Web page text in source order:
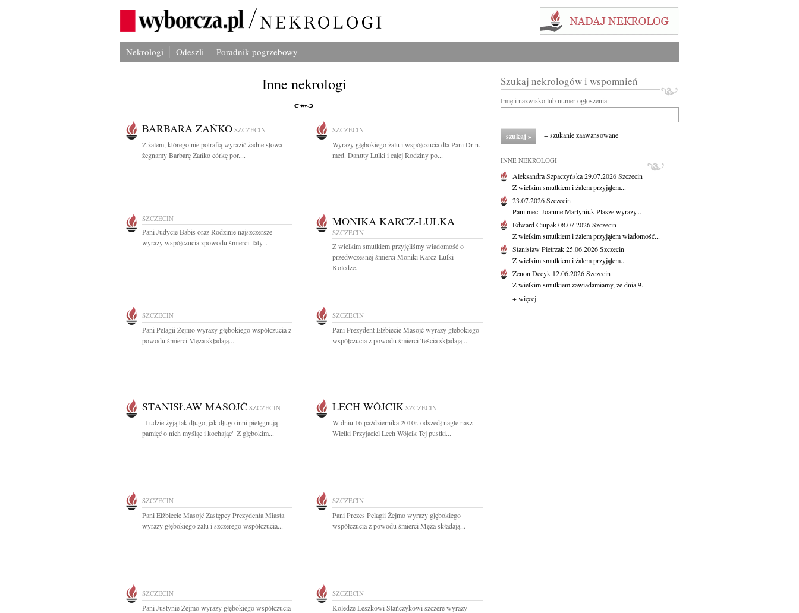
Nekrologi Odeszli Poradnik pogrzebowy
Inne nekrologi
BARBARA ZAŃKO SZCZECIN
Z żalem, którego nie potrafią wyrazić żadne słowa
żegnamy Barbarę Zańko córkę por....
SZCZECIN
Wyrazy głębokiego żalu i współczucia dla Pani Dr n.
med. Danuty Lulki i całej Rodziny po...
SZCZECIN
Pani Judycie Babis oraz Rodzinie najszczersze
wyrazy współczucia zpowodu śmierci Taty...
MONIKA KARCZ-LULKA
SZCZECIN
Z wielkim smutkiem przyjęliśmy wiadomość o
przedwczesnej śmierci Moniki Karcz-Lulki
Koledze...
SZCZECIN
Pani Pelagii Żejmo wyrazy głębokiego współczucia z
powodu śmierci Męża składają...
SZCZECIN
Pani Prezydent Elżbiecie Masojć wyrazy głębokiego
współczucia z powodu śmierci Teścia składają...
STANISŁAW MASOJĆ SZCZECIN
"Ludzie żyją tak długo, jak długo inni pielęgnują
pamięć o nich myśląc i kochając" Z głębokim...
LECH WÓJCIK SZCZECIN
W dniu 16 października 2010r. odszedł nagle nasz
Wielki Przyjaciel Lech Wójcik Tej pustki...
SZCZECIN
Pani Elżbiecie Masojć Zastępcy Prezydenta Miasta
wyrazy głębokiego żalu i szczerego współczucia...
SZCZECIN
Pani Prezes Pelagii Żejmo wyrazy głębokiego
współczucia z powodu śmierci Męża składają...
SZCZECIN
Pani Justynie Żejmo wyrazy głębokiego współczucia
SZCZECIN
Koledze Leszkowi Stańczykowi szczere wyrazy
Szukaj nekrologów i wspomnień
Imię i nazwisko lub numer ogłoszenia:
+ szukanie zaawansowane
INNE NEKROLOGI
Aleksandra Szpaczyńska29.07.2026Szczecin
Z wielkim smutkiem i żalem przyjąłem...
23.07.2026Szczecin
Pani mec. Joannie Martyniuk-Plasze wyrazy...
Edward Ciupak08.07.2026Szczecin
Z wielkim smutkiem i żalem przyjąłem wiadomość...
Stanisław Pietrzak25.06.2026Szczecin
Z wielkim smutkiem i żalem przyjąłem...
Zenon Decyk 12.06.2026Szczecin
Z wielkim smutkiem zawiadamiamy, że dnia 9...
+ więcej